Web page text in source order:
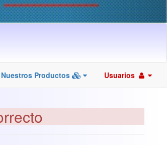
Nuestros Productos Usuarios